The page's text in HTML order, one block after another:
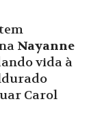
Nayanne
vida à
Carol